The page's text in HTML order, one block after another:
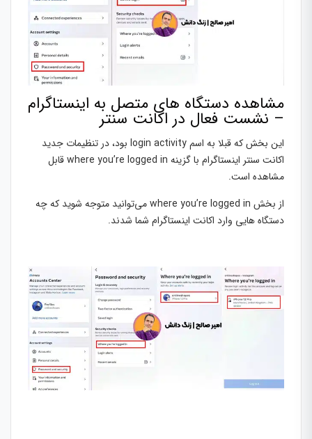
مشاهده دستگاه های متصل به اینستاگرام
– نشست فعال در اکانت سنتر
این بخش که قبلا به اسم login activity بود، در تنظیمات جدید
اکانت سنتر اینستاگرام با گزینه where you’re logged in قابل
مشاهده است.
از بخش where you’re logged in می‌توانید متوجه شوید که چه
دستگاه هایی وارد اکانت اینستاگرام شما شدند.